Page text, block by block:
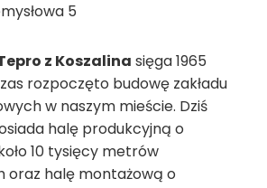
5
z Koszalina sięga 1965
rozpoczęto budowę zakładu
w naszym mieście. Dziś
halę produkcyjną o
10 tysięcy metrów
oraz halę montażową o